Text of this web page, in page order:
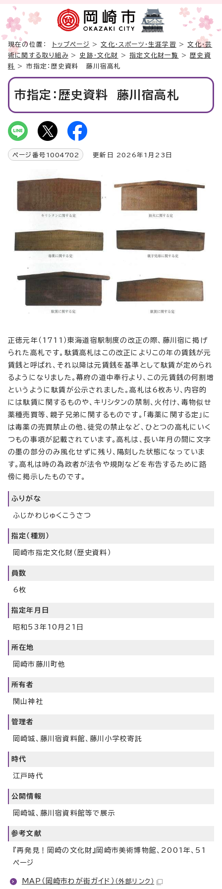
現在の位置： トップページ >文化・スポーツ・生涯学習 >文化・芸
術に関する取り組み> 史跡・文化財 >指定文化財一覧 >歴史資
料
> 市指定：歴史資料 藤川宿高札
市指定：歴史資料 藤川宿高札
ページ番号 1004702 更新日 2026年1月23日
正徳元年（1711）東海道宿駅制度の改正の際、藤川宿に掲げ
られた高札です。駄賃高札はこの改正によりこの年の賃銭が元
賃銭と呼ばれ、それ以降は元賃銭を基準として駄賃が定められ
るようになりました。幕府の道中奉行より、この元賃銭の何割増
というように駄賃が公示されました。高札は6枚あり、内容的
には駄賃に関するものや、キリシタンの禁制、火付け、毒物似せ
薬種売買等、親子兄弟に関するものです。「毒薬に関する定」に
は毒薬の売買禁止の他、徒党の禁止など、ひとつの高札にいく
つもの事項が記載されています。高札は、長い年月の間に文字
の墨の部分のみ風化せずに残り、陽刻した状態になっていま
す。高札は時の為政者が法令や規則などを布告するために路
傍に掲示したものです。
ふりがな
ふじかわじゅくこうさつ
指定（種別）
岡崎市指定文化財（歴史資料）
員数
6枚
指定年月日
昭和53年10月21日
所在地
岡崎市藤川町他
所有者
関山神社
管理者
岡崎城、藤川宿資料館、藤川小学校寄託
時代
江戸時代
公開情報
岡崎城、藤川宿資料館等で展示
参考文献
『再発見！岡崎の文化財』岡崎市美術博物館、2001年、51
ページ
MAP（岡崎市わが街ガイド） （外部リンク）